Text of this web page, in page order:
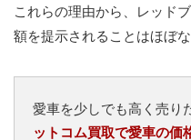
これらの理由から、レッド
額を提示されることはほぼ
愛車を少しでも高く売り
ットコム買取で愛車の価